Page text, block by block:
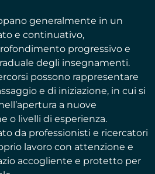
generalmente in un
e continuativo,
progressivo e
degli insegnamenti.
possono rappresentare
e di iniziazione, in cui si
a nuove
o livelli di esperienza.
da professionisti e ricercatori
lavoro con attenzione e
accogliente e protetto per